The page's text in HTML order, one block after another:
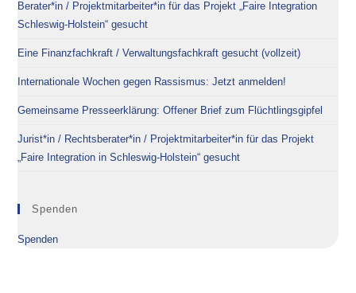
Berater*in / Projektmitarbeiter*in für das Projekt „Faire Integration
Schleswig-Holstein“ gesucht
Eine Finanzfachkraft / Verwaltungsfachkraft gesucht (vollzeit)
Internationale Wochen gegen Rassismus: Jetzt anmelden!
Gemeinsame Presseerklärung: Offener Brief zum Flüchtlingsgipfel
Jurist*in / Rechtsberater*in / Projektmitarbeiter*in für das Projekt
„Faire Integration in Schleswig-Holstein“ gesucht
Spenden
Spenden